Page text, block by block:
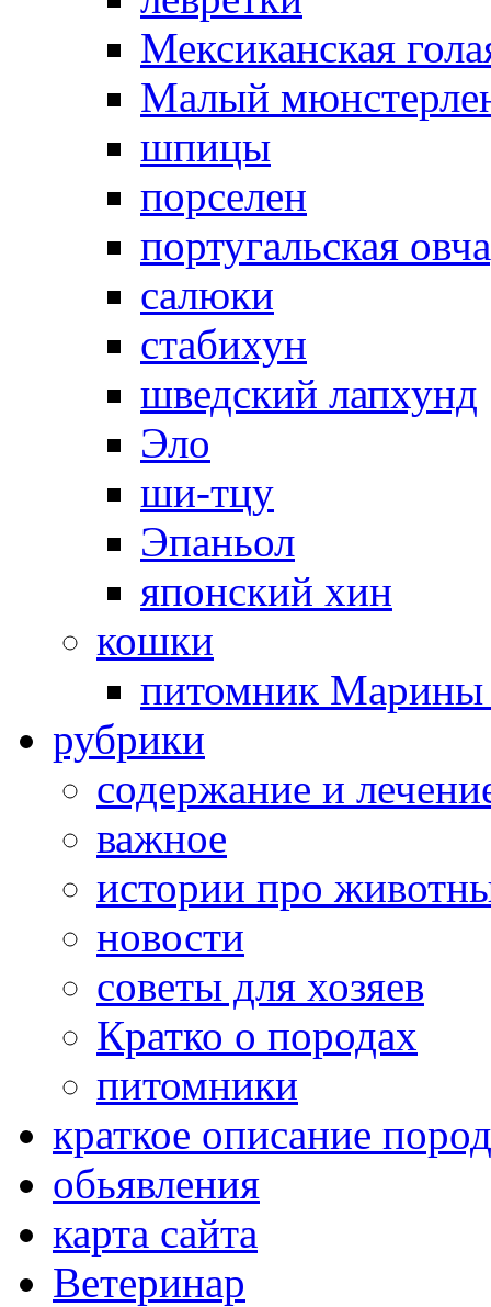
Мексиканская
Малый
шпицы
порселен
португальская
салюки
стабихун
шведский лапхунд
Эло
ши-тцу
Эпаньол
японский хин
кошки
питомник Марины
рубрики
cодержание и
важное
истории про
новости
советы для хозяев
Кратко о породах
питомники
краткое описание пород
обьявления
карта сайта
Ветеринар